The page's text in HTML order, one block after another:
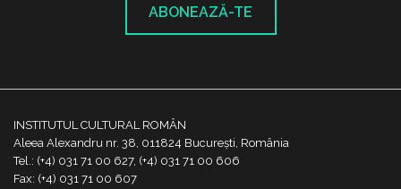
ABONEAZĂ-TE
INSTITUTUL CULTURAL ROMÂN
Aleea Alexandru nr. 38, 011824 București, România
Tel.: (+4) 031 71 00 627, (+4) 031 71 00 606
Fax: (+4) 031 71 00 607